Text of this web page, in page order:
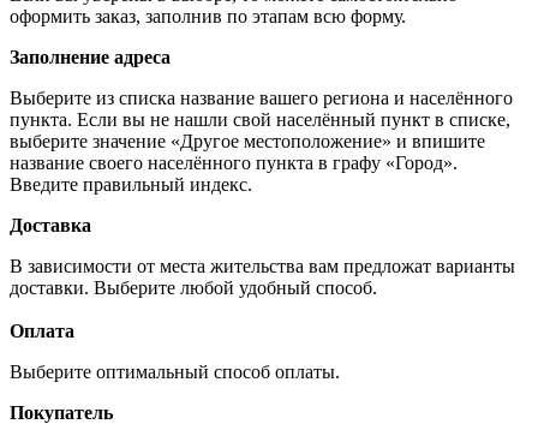
оформить заказ, заполнив по этапам всю форму.
Заполнение адреса
Выберите из списка название вашего региона и населённого
пункта. Если вы не нашли свой населённый пункт в списке,
выберите значение «Другое местоположение» и впишите
название своего населённого пункта в графу «Город».
Введите правильный индекс.
Доставка
В зависимости от места жительства вам предложат варианты
доставки. Выберите любой удобный способ.
Оплата
Выберите оптимальный способ оплаты.
Покупатель